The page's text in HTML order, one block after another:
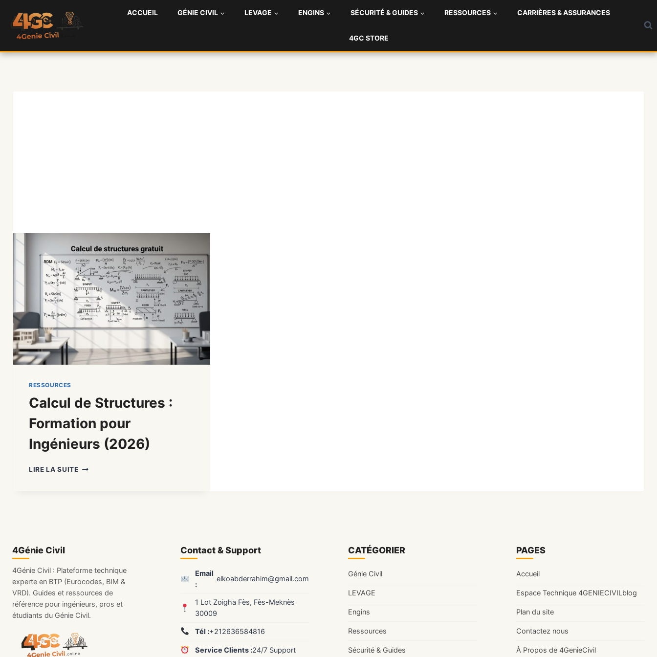
contenu
ACCUEIL GÉNIE CIVIL LEVAGE ENGINS SÉCURITÉ & GUIDES RESSOURCES CARRIÈRES & ASSURANCES
4GC STORE
RESSOURCES
Calcul de Structures :
Formation pour
Ingénieurs (2026)
LIRE LA SUITECALCUL
4Génie Civil
4Génie Civil : Plateforme technique
experte en BTP (Eurocodes, BIM &
VRD). Guides et ressources de
référence pour ingénieurs, pros et
étudiants du Génie Civil.
Contact & Support
Email
:
elkoabderrahim@gmail.com
1 Lot Zoigha Fès, Fès-Meknès
30009
Tél :+212636584816
Service Clients :24/7 Support
CATÉGORIER
Génie Civil
LEVAGE
Engins
Ressources
Sécurité & Guides
PAGES
Accueil
Espace Technique 4GENIECIVILblog
Plan du site
Contactez nous
À Propos de 4GenieCivil